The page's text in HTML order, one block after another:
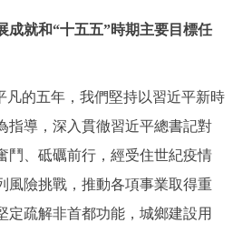
成就和“十五五”時期主要目標任
的五年，我們堅持以習近平新時
指導，深入貫徹習近平總書記對
鬥、砥礪前行，經受住世紀疫情
風險挑戰，推動各項事業取得重
定疏解非首都功能，城鄉建設用